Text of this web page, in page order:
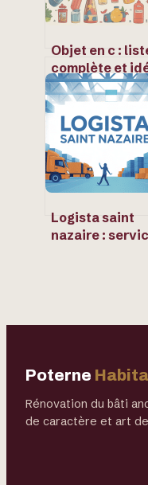
Objet en c :
complète et
d’objets utiles
c
Logista saint
nazaire :
Poterne
Rénovation du bâti
de caractère et art